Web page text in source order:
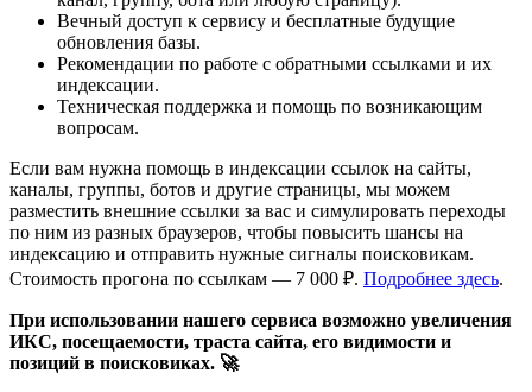
Вечный доступ к сервису и бесплатные будущие
обновления базы.
Рекомендации по работе с обратными ссылками и их
индексации.
Техническая поддержка и помощь по возникающим
вопросам.
Если вам нужна помощь в индексации ссылок на сайты,
каналы, группы, ботов и другие страницы, мы можем
разместить внешние ссылки за вас и симулировать переходы
по ним из разных браузеров, чтобы повысить шансы на
индексацию и отправить нужные сигналы поисковикам.
Стоимость прогона по ссылкам — 7 000 ₽. Подробнее здесь.
При использовании нашего сервиса возможно увеличения
ИКС, посещаемости, траста сайта, его видимости и
позиций в поисковиках. 🚀